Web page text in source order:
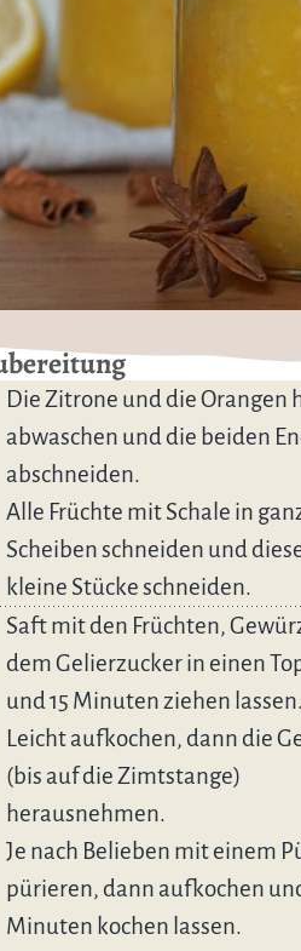
Die Zitrone und die Orangen
abwaschen und die beiden
abschneiden.
Alle Früchte mit Schale in
Scheiben schneiden und
kleine Stücke schneiden.
Saft mit den Früchten,
dem Gelierzucker in einen
und 15 Minuten ziehen lassen.
Leicht aufkochen, dann die
(bis auf die Zimtstange)
herausnehmen.
Je nach Belieben mit einem
pürieren, dann aufkochen
Minuten kochen lassen.